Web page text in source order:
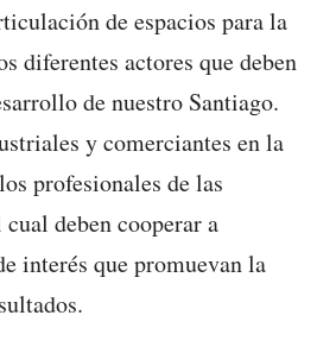
de espacios para la
diferentes actores que deben
de nuestro Santiago.
y comerciantes en la
profesionales de las
deben cooperar a
interés que promuevan la